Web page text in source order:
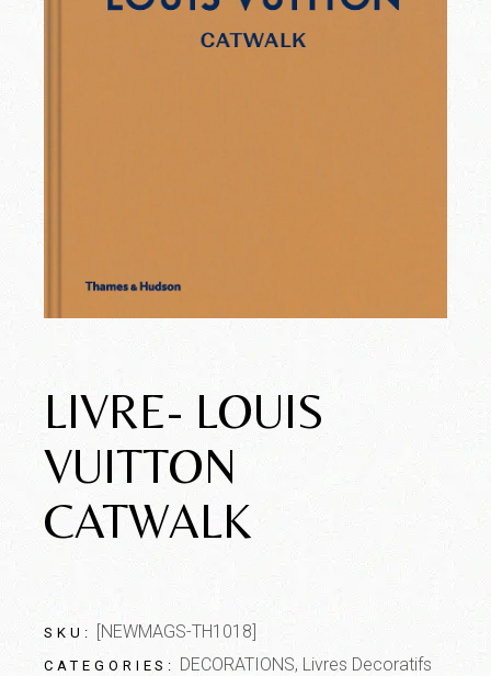
LIVRE- LOUIS
VUITTON
CATWALK
SKU: [NEWMAGS-TH1018]
CATEGORIES: DECORATIONS, Livres Decoratifs